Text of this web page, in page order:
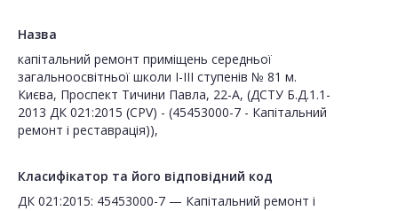
Назва
капітальний ремонт приміщень середньої
загальноосвітньої школи І-ІІІ ступенів № 81 м.
Києва, Проспект Тичини Павла, 22-А, (ДСТУ Б.Д.1.1-
2013 ДК 021:2015 (CPV) - (45453000-7 - Капітальний
ремонт і реставрація)),
Класифікатор та його відповідний код
ДК 021:2015: 45453000-7 — Капітальний ремонт і